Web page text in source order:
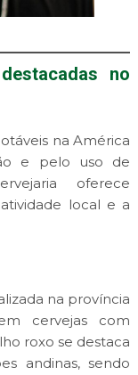
no
na América
e pelo uso de
oferece
local e a
na província
cervejas com
roxo se destaca
andinas, sendo